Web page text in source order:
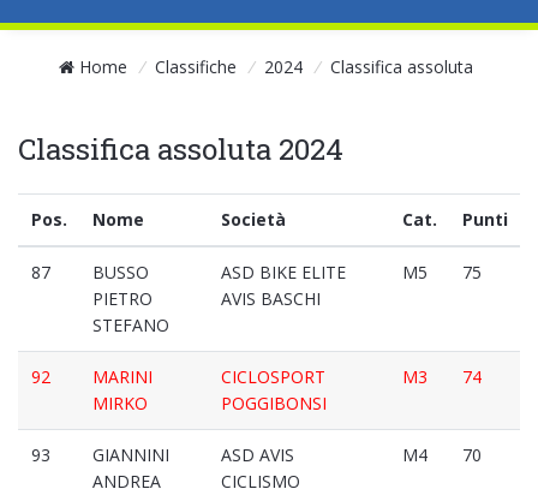
Home / Classifiche / 2024 / Classifica assoluta
Classifica assoluta 2024
Pos. Nome Società Cat. Punti
87
BUSSO
PIETRO
STEFANO
ASD BIKE ELITE
AVIS BASCHI
M5 75
92
MARINI
MIRKO
CICLOSPORT
POGGIBONSI
M3 74
93
GIANNINI
ANDREA
ASD AVIS
CICLISMO
M4 70